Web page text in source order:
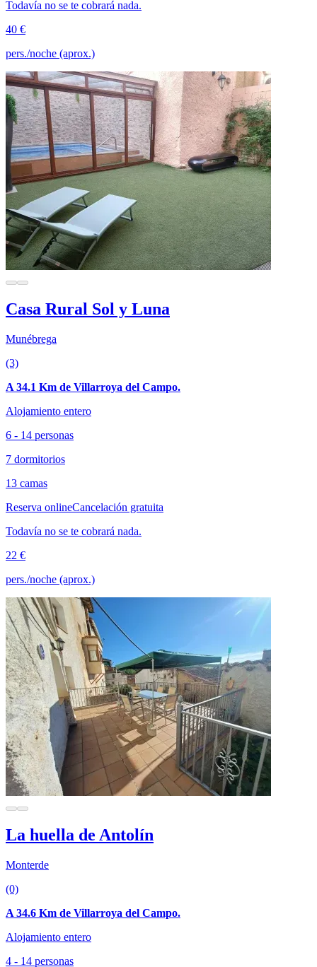
Todavía no se te cobrará nada.
40 €
pers./noche (aprox.)
Casa Rural Sol y Luna
Munébrega
(3)
A 34.1 Km de Villarroya del Campo.
Alojamiento entero
6 - 14 personas
7 dormitorios
13 camas
Reserva onlineCancelación gratuita
Todavía no se te cobrará nada.
22 €
pers./noche (aprox.)
La huella de Antolín
Monterde
(0)
A 34.6 Km de Villarroya del Campo.
Alojamiento entero
4 - 14 personas